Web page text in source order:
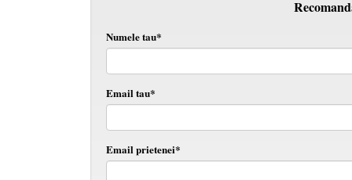
Numele tau*
Email tau*
Email prietenei*